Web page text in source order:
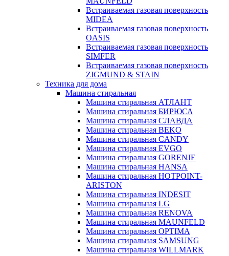
Встраиваемая газовая поверхность
MIDEA
Встраиваемая газовая поверхность
OASIS
Встраиваемая газовая поверхность
SIMFER
Встраиваемая газовая поверхность
ZIGMUND & STAIN
Техника для дома
Машина стиральная
Машина стиральная АТЛАНТ
Машина стиральная БИРЮСА
Машина стиральная СЛАВДА
Машина стиральная BEKO
Машина стиральная CANDY
Машина стиральная EVGO
Машина стиральная GORENJE
Машина стиральная HANSA
Машина стиральная HOTPOINT-
ARISTON
Машина стиральная INDESIT
Машина стиральная LG
Машина стиральная RENOVA
Машина стиральная MAUNFELD
Машина стиральная OPTIMA
Машина стиральная SAMSUNG
Машина стиральная WILLMARK